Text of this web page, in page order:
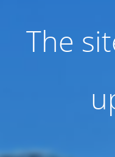
! The